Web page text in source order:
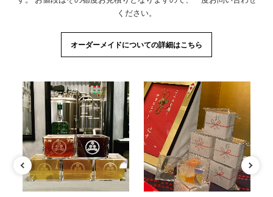
ください。
オーダーメイドについての詳細はこちら